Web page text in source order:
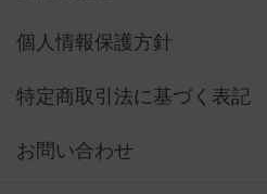
個人情報保護方針
特定商取引法に基づく表記
お問い合わせ